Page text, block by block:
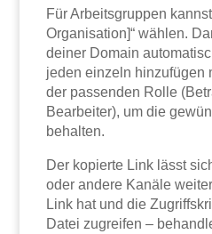
Für Arbeitsgruppen
Organisation]“ wählen.
deiner Domain
jeden einzeln hinzufügen
der passenden Rolle
Bearbeiter), um die
behalten.
Der kopierte Link lässt
oder andere Kanäle
Link hat und die
Datei zugreifen –